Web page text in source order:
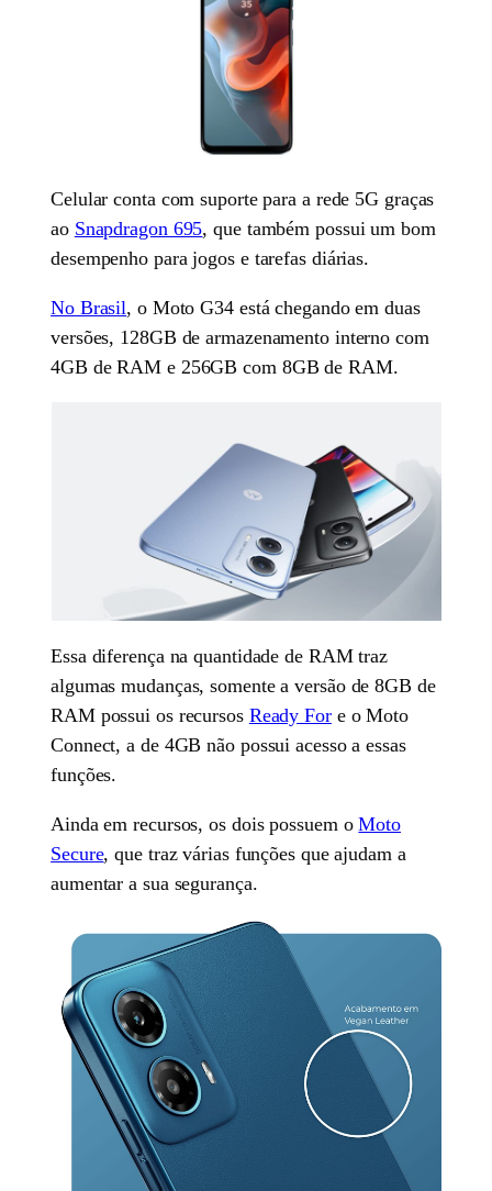
Celular conta com suporte para a rede 5G graças
ao Snapdragon 695, que também possui um bom
desempenho para jogos e tarefas diárias.
No Brasil, o Moto G34 está chegando em duas
versões, 128GB de armazenamento interno com
4GB de RAM e 256GB com 8GB de RAM.
Essa diferença na quantidade de RAM traz
algumas mudanças, somente a versão de 8GB de
RAM possui os recursos Ready Fore o Moto
Connect, a de 4GB não possui acesso a essas
funções.
Ainda em recursos, os dois possuem oMoto
Secure, que traz várias funções que ajudam a
aumentar a sua segurança.